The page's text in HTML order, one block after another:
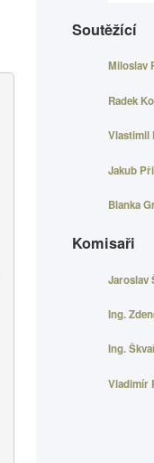
Soutěžící
Miloslav
Radek
Vlastimil
Jakub
Blanka
Komisaři
Jaroslav
Ing.
Ing.
Vladimír